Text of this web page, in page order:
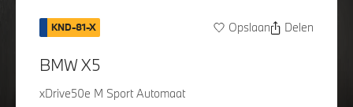
KND-81-X Opslaan Delen
BMW X5
xDrive50e M Sport Automaat